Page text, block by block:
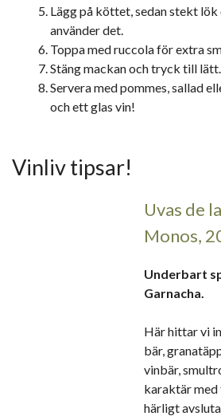
Lägg på köttet, sedan stekt lök
använder det.
Toppa med ruccola för extra
Stäng mackan och tryck till lätt.
Servera med pommes, sallad
och ett glas vin!
Vinliv tipsar!
Uvas de
Monos,
Underbart
Garnacha.
Här hittar vi
bär,
vinbär,
karaktär med
härligt